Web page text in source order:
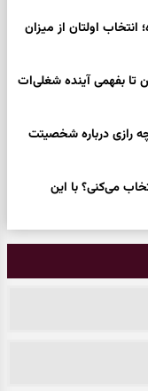
اولتان از میزان
بفهمی آینده شغلی‌ات
درباره شخصیتت
می‌کنی؟ با این